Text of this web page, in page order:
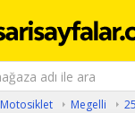
Motosiklet Megelli